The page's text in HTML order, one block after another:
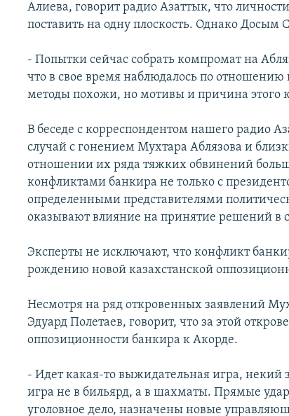
Алиева, говорит радио Азаттык, что
поставить на одну плоскость. Однако Досым
- Попытки сейчас собрать компромат на
что в свое время наблюдалось по отношению
методы похожи, но мотивы и причина этого
В беседе с корреспондентом нашего радио
случай с гонением Мухтара Аблязова и
отношении их ряда тяжких обвинений
конфликтами банкира не только с
определенными представителями
оказывают влияние на принятие решений в
Эксперты не исключают, что конфликт
рождению новой казахстанской
Несмотря на ряд откровенных заявлений
Эдуард Полетаев, говорит, что за этой
оппозиционности банкира к Акорде.
- Идет какая-то выжидательная игра, некий
игра не в бильярд, а в шахматы. Прямые
уголовное дело, назначены новые